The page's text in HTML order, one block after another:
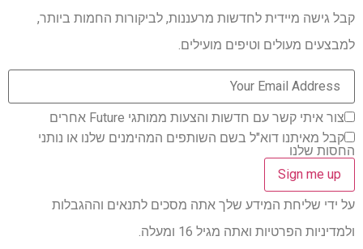
קבל גישה מיידית לחדשות מרעננות, לביקורות החמות ביותר,
למבצעים מעולים וטיפים מועילים.
צור איתי קשר עם חדשות והצעות ממותגי Future אחרים
קבל מאיתנו דוא"ל בשם השותפים המהימנים שלנו או נותני
החסות שלנו
על ידי שליחת המידע שלך אתה מסכים לתנאים וההגבלות
ולמדיניות הפרטיות ואתה מגיל 16 ומעלה.